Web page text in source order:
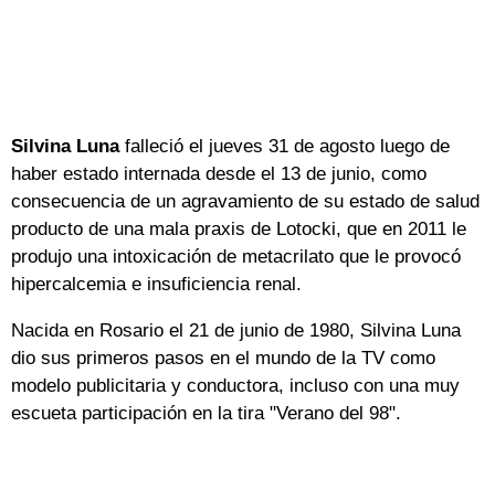
Silvina Lunafalleció el jueves 31 de agosto luego de
haber estado internada desde el 13 de junio, como
consecuencia de un agravamiento de su estado de salud
producto de una mala praxis de Lotocki, que en 2011 le
produjo una intoxicación de metacrilato que le provocó
hipercalcemia e insuficiencia renal.
Nacida en Rosario el 21 de junio de 1980, Silvina Luna
dio sus primeros pasos en el mundo de la TV como
modelo publicitaria y conductora, incluso con una muy
escueta participación en la tira "Verano del 98".